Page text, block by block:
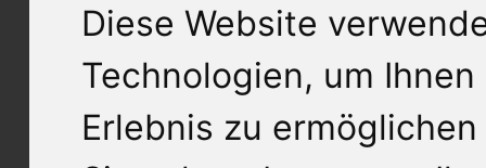
Diese Website
Technologien, um
Erlebnis zu